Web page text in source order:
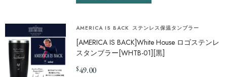
AMERICA IS BACK ステンレス保温タンブラー
[AMERICA IS BACK]White House ロゴステンレ
スタンブラー[WHTB-01][黒]
$49.00